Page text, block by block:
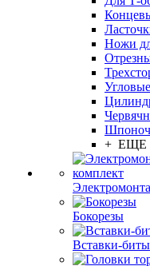
Ножи
Угловые
+ ЕЩЕ
Бокорезы
Вставки-биты